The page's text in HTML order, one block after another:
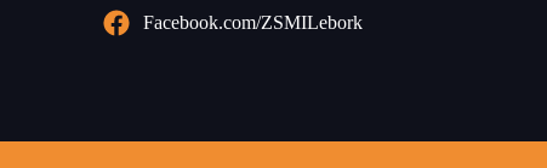
Facebook.com/ZSMILebork